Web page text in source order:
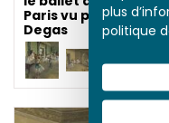
plus
politique
Paris vu par Edgar
Degas